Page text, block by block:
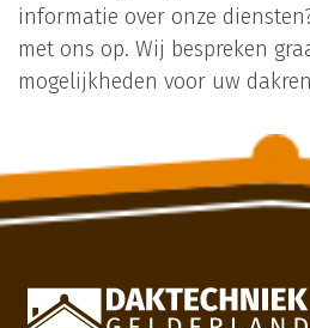
informatie over onze
met ons op. Wij bespreken
mogelijkheden voor uw